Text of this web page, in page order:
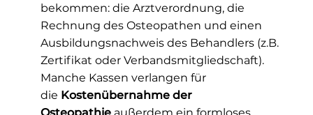
bekommen: die Arztverordnung, die
Rechnung des Osteopathen und einen
Ausbildungsnachweis des Behandlers (z.B.
Zertifikat oder Verbandsmitgliedschaft).
Manche Kassen verlangen für
die Kostenübernahme der